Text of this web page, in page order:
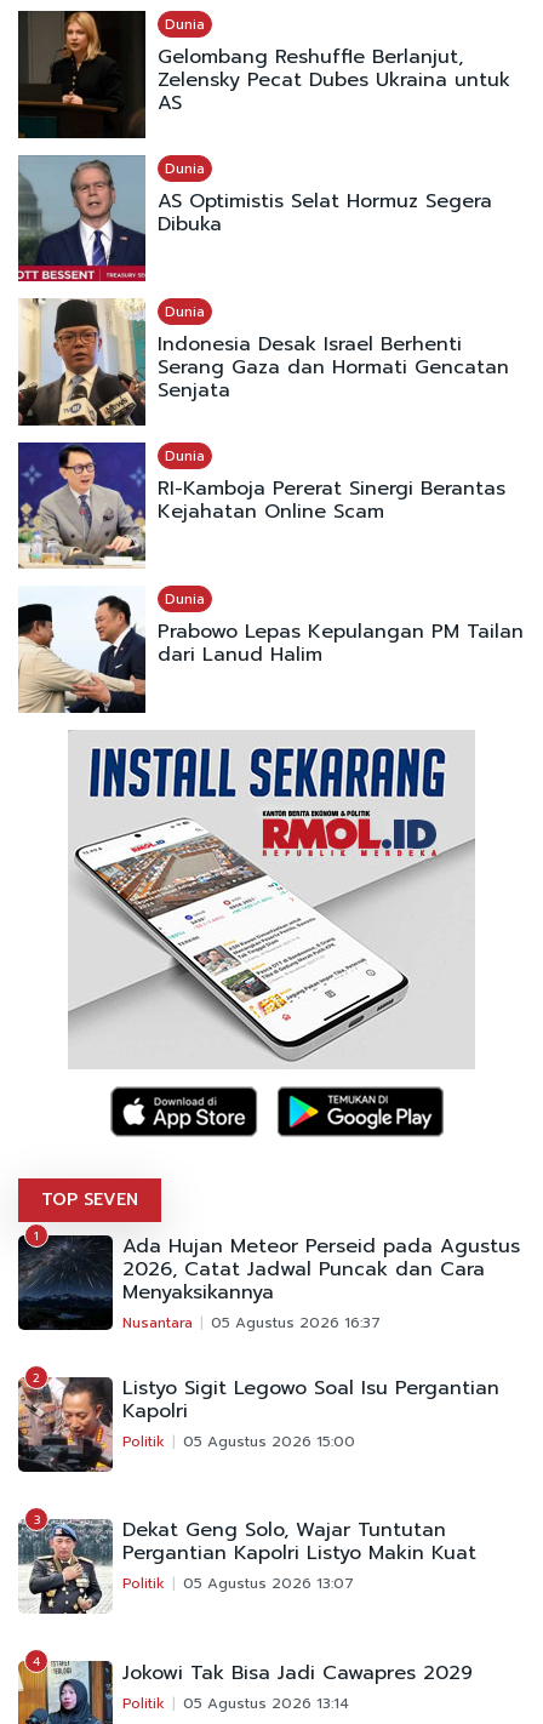
Dunia
Gelombang Reshuffle Berlanjut,
Zelensky Pecat Dubes Ukraina untuk
AS
Dunia
AS Optimistis Selat Hormuz Segera
Dibuka
Dunia
Indonesia Desak Israel Berhenti
Serang Gaza dan Hormati Gencatan
Senjata
Dunia
RI-Kamboja Pererat Sinergi Berantas
Kejahatan Online Scam
Dunia
Prabowo Lepas Kepulangan PM Tailan
dari Lanud Halim
TOP SEVEN
1 Ada Hujan Meteor Perseid pada Agustus
2026, Catat Jadwal Puncak dan Cara
Menyaksikannya
Nusantara 05 Agustus 2026 16:37
2 Listyo Sigit Legowo Soal Isu Pergantian
Kapolri
Politik 05 Agustus 2026 15:00
3 Dekat Geng Solo, Wajar Tuntutan
Pergantian Kapolri Listyo Makin Kuat
Politik 05 Agustus 2026 13:07
4 Jokowi Tak Bisa Jadi Cawapres 2029
Politik 05 Agustus 2026 13:14